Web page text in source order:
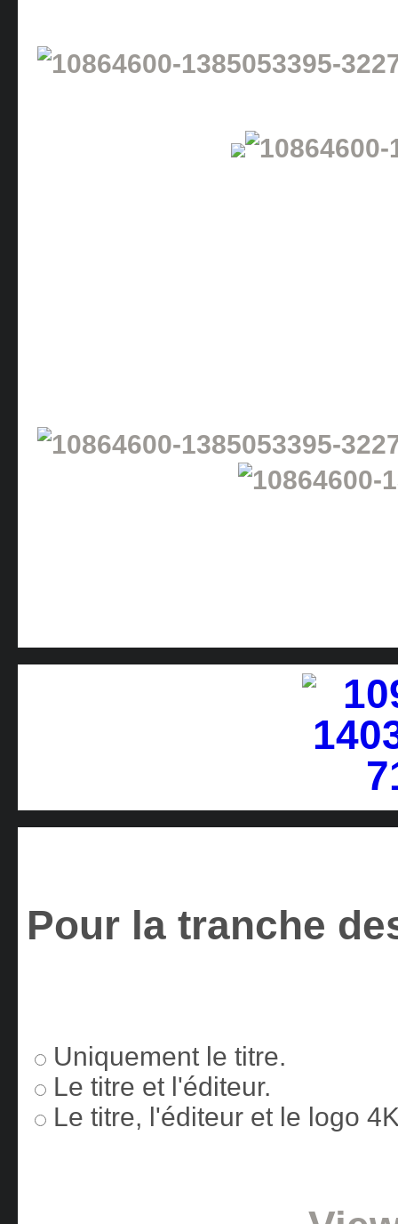
Pour la tranche
Uniquement le titre.
Le titre et l'éditeur.
Le titre, l'éditeur et le logo